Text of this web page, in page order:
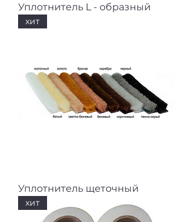
Уплотнитель L - образный
хит
Уплотнитель щеточный
хит